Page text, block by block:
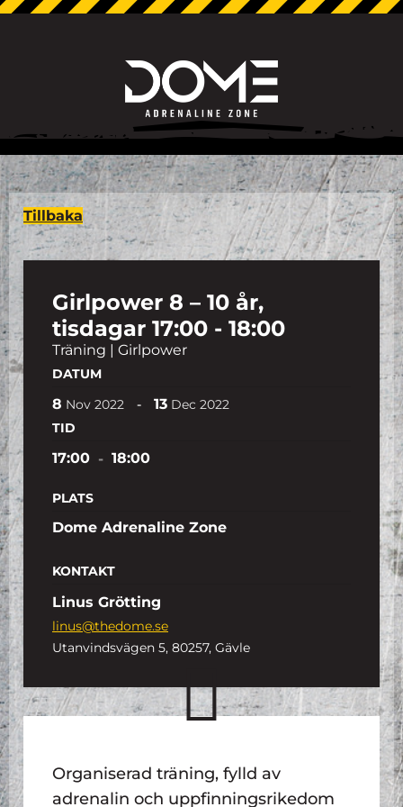
Tillbaka
Girlpower 8 – 10 år,
tisdagar 17:00 - 18:00
Träning | Girlpower
DATUM
8 Nov 2022 - 13 Dec 2022
TID
17:00 - 18:00
PLATS
Dome Adrenaline Zone
KONTAKT
Linus Grötting
linus@thedome.se
Utanvindsvägen 5, 80257, Gävle
Organiserad träning, fylld av
adrenalin och uppfinningsrikedom